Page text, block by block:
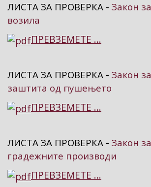
ЛИСТА ЗА ПРОВЕРКА - Закон за
возила
ПРЕВЗЕМЕТЕ ...
ЛИСТА ЗА ПРОВЕРКА - Закон за
заштита од пушењето
ПРЕВЗЕМЕТЕ ...
ЛИСТА ЗА ПРОВЕРКА - Закон за
градежните производи
ПРЕВЗЕМЕТЕ ...